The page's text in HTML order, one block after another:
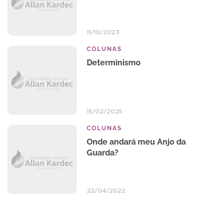
11/10/2023
COLUNAS
Determinismo
15/02/2025
COLUNAS
Onde andará meu Anjo da
Guarda?
22/04/2022